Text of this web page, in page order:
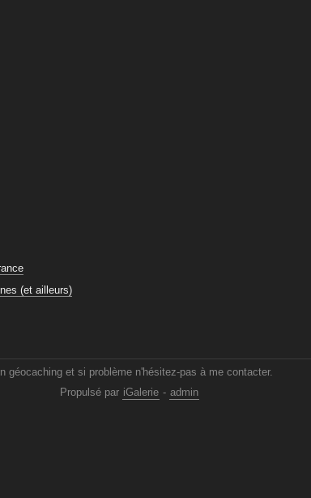
(et ailleurs)
géocaching et si problème n'hésitez-pas à me contacter.
Propulsé par iGalerie - admin